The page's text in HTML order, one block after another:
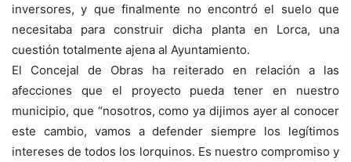
inversores, y que finalmente no encontró el suelo que
necesitaba para construir dicha planta en Lorca, una
cuestión totalmente ajena al Ayuntamiento.
El Concejal de Obras ha reiterado en relación a las
afecciones que el proyecto pueda tener en nuestro
municipio, que “nosotros, como ya dijimos ayer al conocer
este cambio, vamos a defender siempre los legítimos
intereses de todos los lorquinos. Es nuestro compromiso y